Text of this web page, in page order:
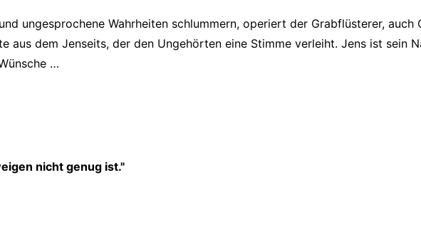
ungesprochene Wahrheiten schlummern, operiert der Grabflüsterer,
aus dem Jenseits, der den Ungehörten eine Stimme verleiht. Jens ist sein
…
nicht genug ist."